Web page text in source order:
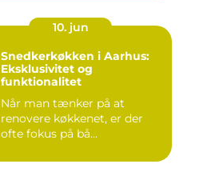
10. jun
Snedkerkøkken i Aarhus:
Eksklusivitet og
funktionalitet
Når man tænker på at
renovere køkkenet, er der
ofte fokus på bå...